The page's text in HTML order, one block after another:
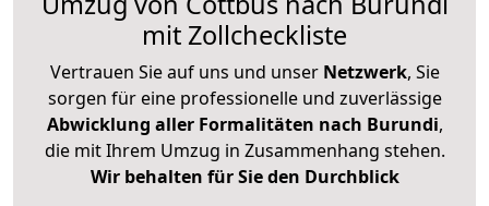
mit Zollcheckliste
Vertrauen Sie auf uns und unser Netzwerk, Sie
sorgen für eine professionelle und zuverlässige
Abwicklung aller Formalitäten nach Burundi,
die mit Ihrem Umzug in Zusammenhang stehen.
Wir behalten für Sie den Durchblick